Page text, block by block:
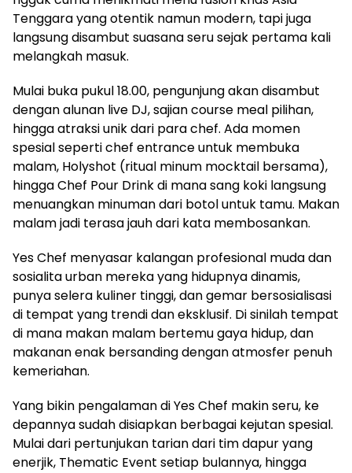
Tenggara yang otentik namun modern, tapi juga
langsung disambut suasana seru sejak pertama kali
melangkah masuk.
Mulai buka pukul 18.00, pengunjung akan disambut
dengan alunan live DJ, sajian course meal pilihan,
hingga atraksi unik dari para chef. Ada momen
spesial seperti chef entrance untuk membuka
malam, Holyshot (ritual minum mocktail bersama),
hingga Chef Pour Drink di mana sang koki langsung
menuangkan minuman dari botol untuk tamu. Makan
malam jadi terasa jauh dari kata membosankan.
Yes Chef menyasar kalangan profesional muda dan
sosialita urban mereka yang hidupnya dinamis,
punya selera kuliner tinggi, dan gemar bersosialisasi
di tempat yang trendi dan eksklusif. Di sinilah tempat
di mana makan malam bertemu gaya hidup, dan
makanan enak bersanding dengan atmosfer penuh
kemeriahan.
Yang bikin pengalaman di Yes Chef makin seru, ke
depannya sudah disiapkan berbagai kejutan spesial.
Mulai dari pertunjukan tarian dari tim dapur yang
enerjik, Thematic Event setiap bulannya, hingga